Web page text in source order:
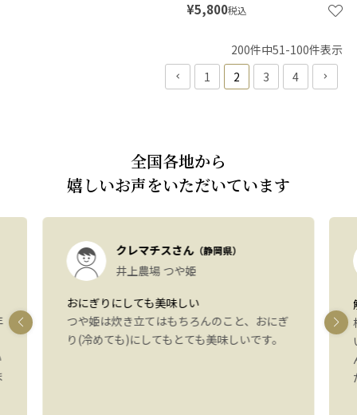
¥5,800税込
200件中51-100件表示
1
2 3 4
全国各地から
嬉しいお声をいただいています
クレマチスさん（静岡県）
井上農場 つや姫
おにぎりにしても美味しい
つや姫は炊き立てはもちろんのこと、おにぎ
り(冷めても)にしてもとても美味しいです。